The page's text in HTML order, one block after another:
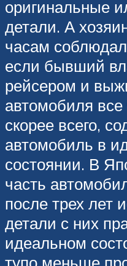
оригинальные
детали. А
часам
если бывший
рейсером и
автомобиля
скорее всего,
автомобиль в
состоянии. В
часть
после трех лет
детали с них
идеальном